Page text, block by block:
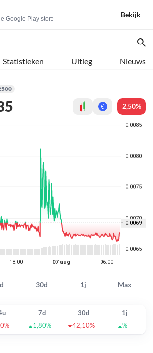
Google Play store
Bekijk
Statistieken Uitleg Nieuws
€ 2,50%
30d 1j Max
7d 30d
1j
1,80% 42,10% %